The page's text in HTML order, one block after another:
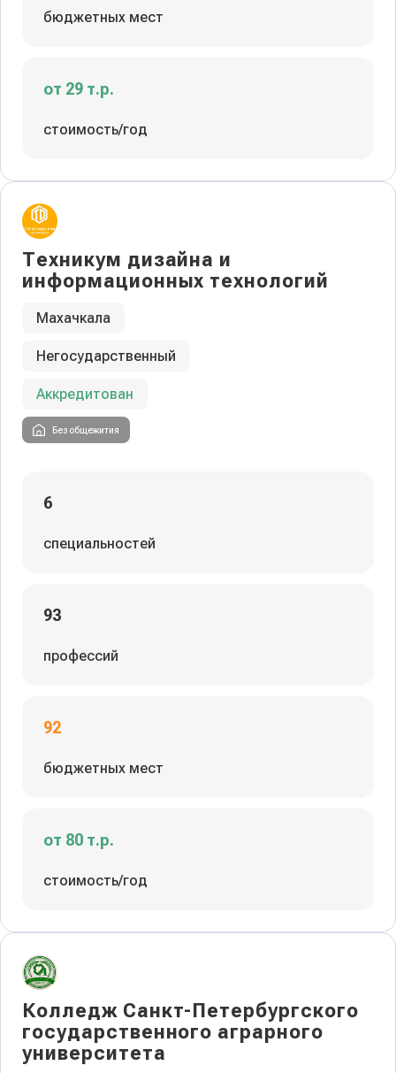
бюджетных мест
от 29 т.р.
стоимость/год
Техникум дизайна и
информационных технологий
Махачкала
Негосударственный
Аккредитован
Без общежития
6
специальностей
93
профессий
92
бюджетных мест
от 80 т.р.
стоимость/год
Колледж Санкт-Петербургского
государственного аграрного
университета